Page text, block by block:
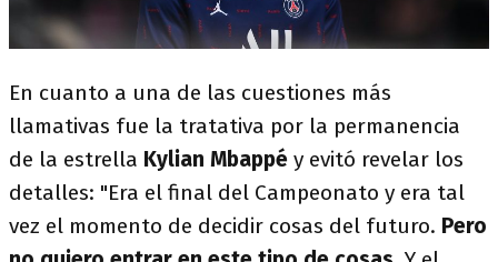
En cuanto a una de las cuestiones más
llamativas fue la tratativa por la permanencia
de la estrella Kylian Mbappé y evitó revelar los
detalles: "Era el final del Campeonato y era tal
vez el momento de decidir cosas del futuro. Pero